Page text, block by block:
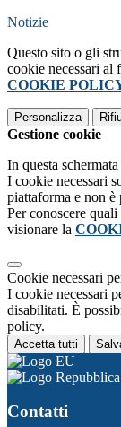
Notizie
Questo sito o gli
cookie necessari al
COOKIE
Personalizza
Gestione cookie
In questa
I cookie necessari
piattaforma e non
Per conoscere
visionare la
Cookie necessari
I cookie necessari
disabilitati. È
policy.
Accetta tutti
Contatti